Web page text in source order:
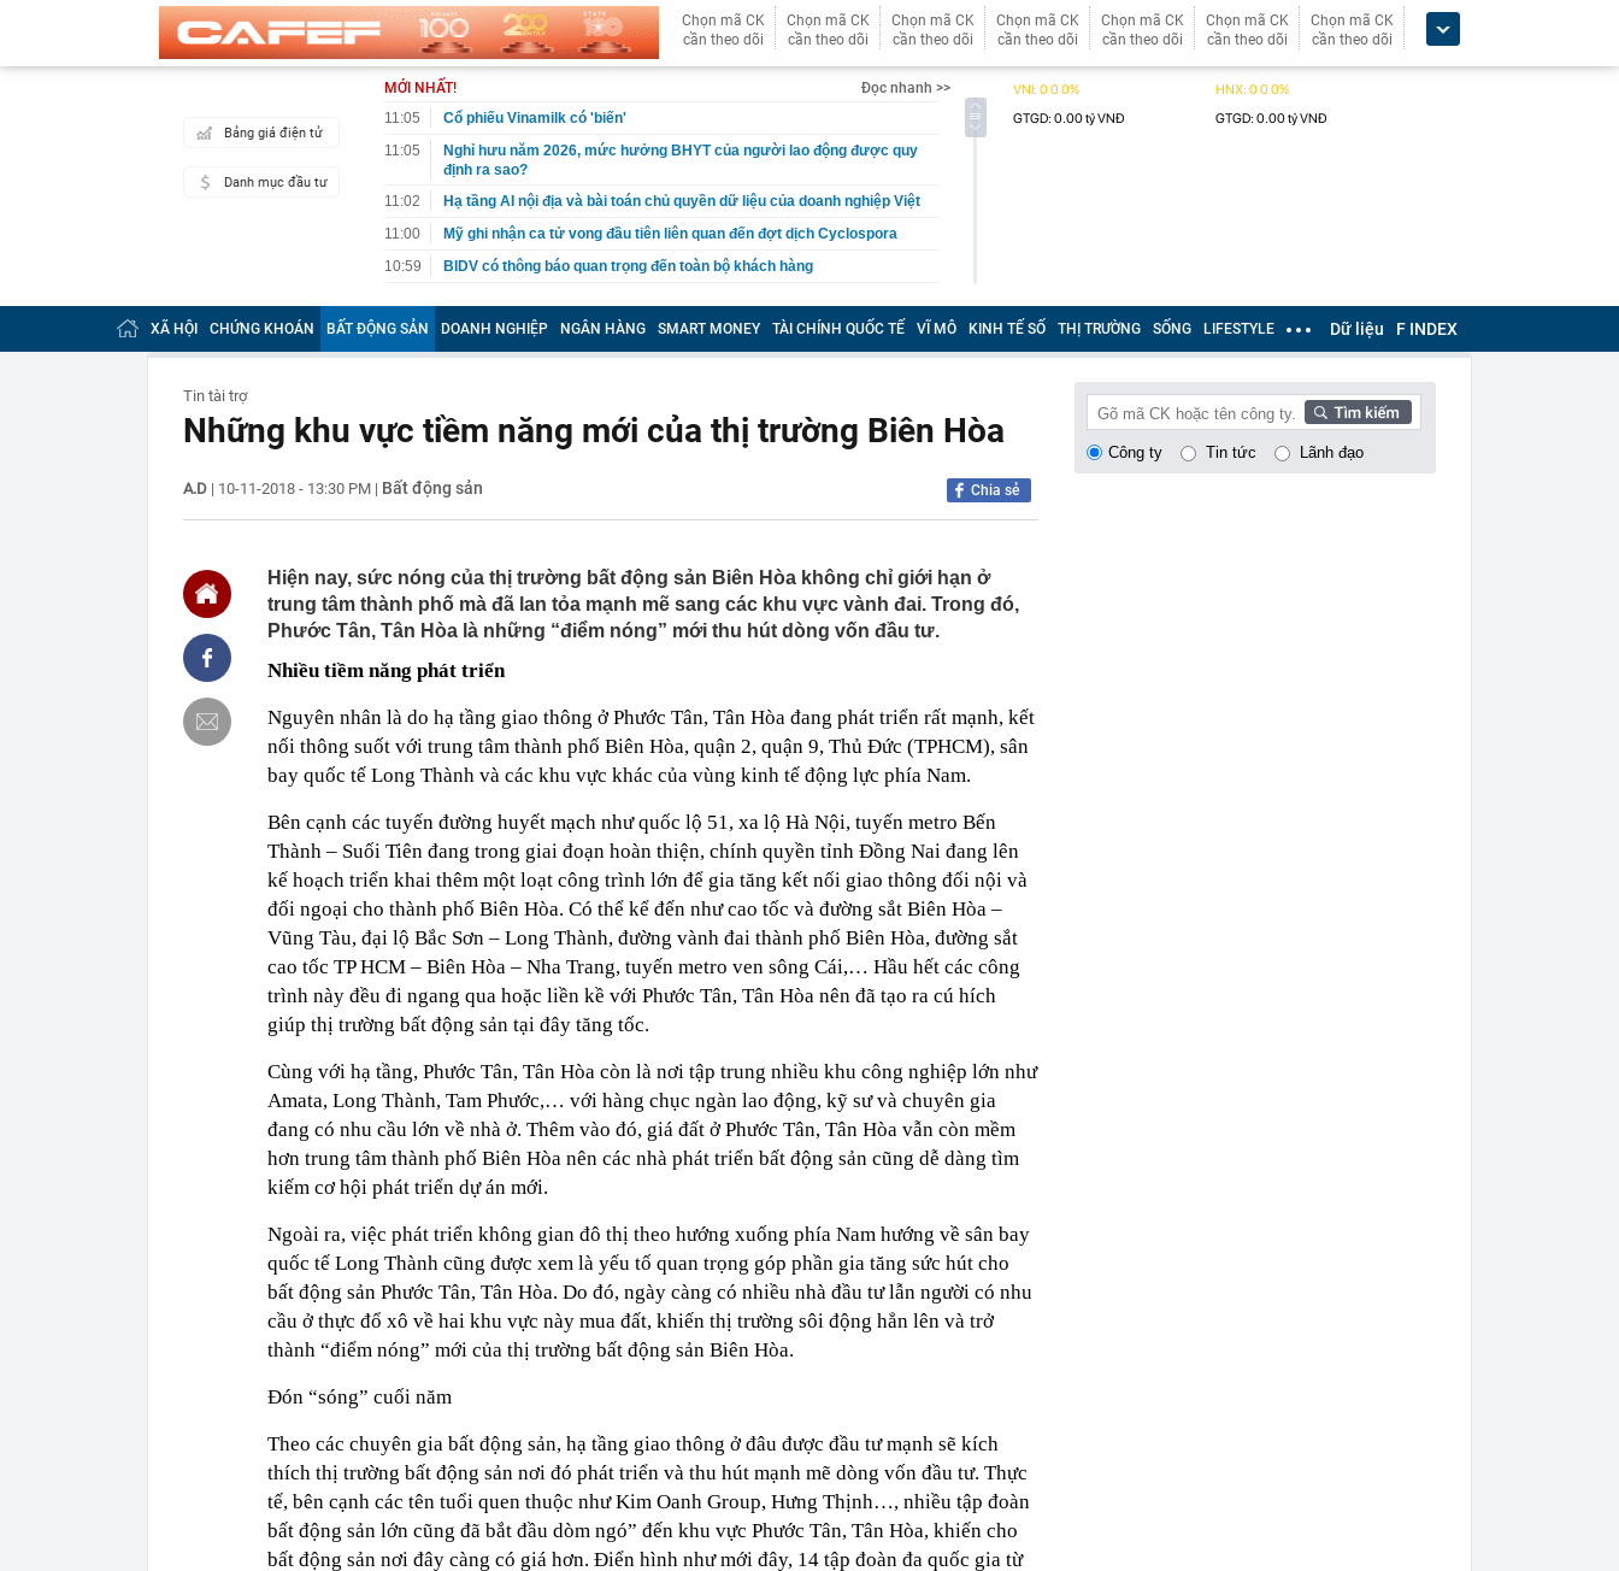
Chọn mã CK
cần theo dõi
Chọn mã CK
cần theo dõi
Chọn mã CK
cần theo dõi
Chọn mã CK
cần theo dõi
Chọn mã CK
cần theo dõi
Chọn mã CK
cần theo dõi
Chọn mã CK
cần theo dõi
Bảng giá điện tử
Danh mục đầu tư
MỚI NHẤT!
Đọc nhanh >>
11:05
Cổ phiếu Vinamilk có 'biến'
11:05
Nghỉ hưu năm 2026, mức hưởng BHYT của người lao động được quy
định ra sao?
11:02
Hạ tầng AI nội địa và bài toán chủ quyền dữ liệu của doanh nghiệp Việt
11:00
Mỹ ghi nhận ca tử vong đầu tiên liên quan đến đợt dịch Cyclospora
10:59
BIDV có thông báo quan trọng đến toàn bộ khách hàng
10:58
Xe Toyota bền đến đâu: Chiếc Land Cruiser này vừa cán mốc 99 vạn
km vẫn dùng động cơ, hộp số nguyên bản
Giá bạc leo lên cao nhất 2 tháng, hơn 40 tấn “về kho” một gã khổng lồ
chỉ trong một ngày
lĩnh vực nông nghiệp và môi trường
10:45
Ngày 12/8 sắp tới, Trái đất được chứng kiến nhật thực toàn phần: Chờ
10:42
Tin vào lời quảng cáo, gia đình chi hơn 100 triệu đồng mua khóa học
online cho con, nữ sinh nhận kết quả trượt sau 1 năm ôn thi
10:41
Kỷ lục Guinness: Mẫu xe Nhật đi được 2.000 km không cần tiếp nhiên
liệu
10:41
Samsung, Apple, Microsoft đều đặt cược vào AI, nhưng một nghịch lý
10:40
[CLIP]: Toàn cảnh vụ khám xét nhà Huấn Hoa Hồng
10:36
Thông tin chấn động vụ máy bay không người lái bí ẩn xuất hiện tại sân
bay Đức
đường không có camera giám sát, Trần Ngọc Hà SN 1992 lập tức tới
thẳng trụ sở công an trình báo
10:33
FUTA Express và VET hợp tác mở rộng kết nối logistics xuyên biên
giới Việt Nam - Campuchia
Giá kim loại được coi là thước đo sức khỏe kinh tế toàn cầu tăng cao
chưa từng có trong lịch sử: Chuyện gì đang diễn ra?
10:30
Thu nhập 58 triệu/tháng, cho con học trường công vẫn không đủ sống
ở Hà Nội: Xem chi tiết con số mới thấy điều gây tranh cãi
XÃ HỘI CHỨNG KHOÁN BẤT ĐỘNG SẢN DOANH NGHIỆP NGÂN HÀNG SMART MONEY TÀI CHÍNH QUỐC TẾ VĨ MÔ KINH TẾ SỐ THỊ TRƯỜNG SỐNG LIFESTYLE Dữ liệu F INDEX
Tin tài trợ
Những khu vực tiềm năng mới của thị trường Biên Hòa
A.D | 10-11-2018 - 13:30 PM | Bất động sản Chia sẻ
Hiện nay, sức nóng của thị trường bất động sản Biên Hòa không chỉ giới hạn ở
trung tâm thành phố mà đã lan tỏa mạnh mẽ sang các khu vực vành đai. Trong đó,
Phước Tân, Tân Hòa là những “điểm nóng” mới thu hút dòng vốn đầu tư.
Nhiều tiềm năng phát triển
Nguyên nhân là do hạ tầng giao thông ở Phước Tân, Tân Hòa đang phát triển rất mạnh, kết
nối thông suốt với trung tâm thành phố Biên Hòa, quận 2, quận 9, Thủ Đức (TPHCM), sân
bay quốc tế Long Thành và các khu vực khác của vùng kinh tế động lực phía Nam.
Bên cạnh các tuyến đường huyết mạch như quốc lộ 51, xa lộ Hà Nội, tuyến metro Bến
Thành – Suối Tiên đang trong giai đoạn hoàn thiện, chính quyền tỉnh Đồng Nai đang lên
kế hoạch triển khai thêm một loạt công trình lớn để gia tăng kết nối giao thông đối nội và
đối ngoại cho thành phố Biên Hòa. Có thể kể đến như cao tốc và đường sắt Biên Hòa –
Vũng Tàu, đại lộ Bắc Sơn – Long Thành, đường vành đai thành phố Biên Hòa, đường sắt
cao tốc TP HCM – Biên Hòa – Nha Trang, tuyến metro ven sông Cái,… Hầu hết các công
trình này đều đi ngang qua hoặc liền kề với Phước Tân, Tân Hòa nên đã tạo ra cú hích
giúp thị trường bất động sản tại đây tăng tốc.
Cùng với hạ tầng, Phước Tân, Tân Hòa còn là nơi tập trung nhiều khu công nghiệp lớn như
Amata, Long Thành, Tam Phước,… với hàng chục ngàn lao động, kỹ sư và chuyên gia
đang có nhu cầu lớn về nhà ở. Thêm vào đó, giá đất ở Phước Tân, Tân Hòa vẫn còn mềm
hơn trung tâm thành phố Biên Hòa nên các nhà phát triển bất động sản cũng dễ dàng tìm
kiếm cơ hội phát triển dự án mới.
Ngoài ra, việc phát triển không gian đô thị theo hướng xuống phía Nam hướng về sân bay
quốc tế Long Thành cũng được xem là yếu tố quan trọng góp phần gia tăng sức hút cho
bất động sản Phước Tân, Tân Hòa. Do đó, ngày càng có nhiều nhà đầu tư lẫn người có nhu
cầu ở thực đổ xô về hai khu vực này mua đất, khiến thị trường sôi động hẳn lên và trở
thành “điểm nóng” mới của thị trường bất động sản Biên Hòa.
Đón “sóng” cuối năm
Theo các chuyên gia bất động sản, hạ tầng giao thông ở đâu được đầu tư mạnh sẽ kích
thích thị trường bất động sản nơi đó phát triển và thu hút mạnh mẽ dòng vốn đầu tư. Thực
tế, bên cạnh các tên tuổi quen thuộc như Kim Oanh Group, Hưng Thịnh…, nhiều tập đoàn
bất động sản lớn cũng đã bắt đầu dòm ngó” đến khu vực Phước Tân, Tân Hòa, khiến cho
bất động sản nơi đây càng có giá hơn. Điển hình như mới đây, 14 tập đoàn đa quốc gia từ
Công ty Tin tức Lãnh đạo